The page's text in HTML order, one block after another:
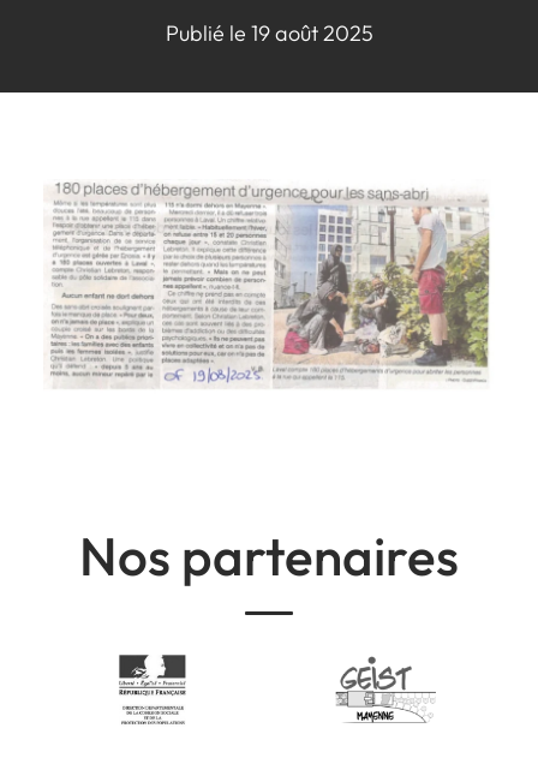
Publié le 19 août 2025
Nos partenaires